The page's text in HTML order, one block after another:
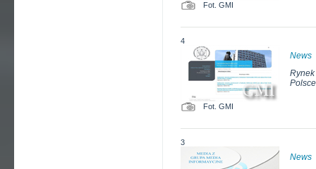
Fot. GMI
4
News
Fot. GMI
3
News